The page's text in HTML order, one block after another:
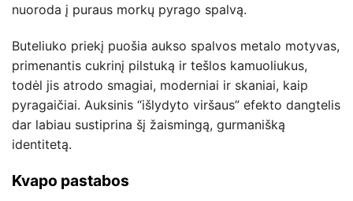
nuoroda į puraus morkų pyrago spalvą.
Buteliuko priekį puošia aukso spalvos metalo motyvas,
primenantis cukrinį pilstuką ir tešlos kamuoliukus,
todėl jis atrodo smagiai, moderniai ir skaniai, kaip
pyragaičiai. Auksinis “išlydyto viršaus” efekto dangtelis
dar labiau sustiprina šį žaismingą, gurmanišką
identitetą.
Kvapo pastabos